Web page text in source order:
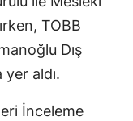
TOBB
Dış
aldı.
İnceleme